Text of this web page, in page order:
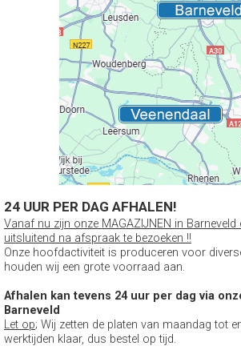
24 UUR PER DAG AFHALEN!
Vanaf nu zijn onze MAGAZIJNEN in Barneveld
uitsluitend na afspraak te bezoeken !!
Onze hoofdactiviteit is produceren voor
houden wij een grote voorraad aan.
Afhalen kan tevens 24 uur per dag via
Barneveld
Let op; Wij zetten de platen van maandag tot
werktijden klaar, dus bestel op tijd.